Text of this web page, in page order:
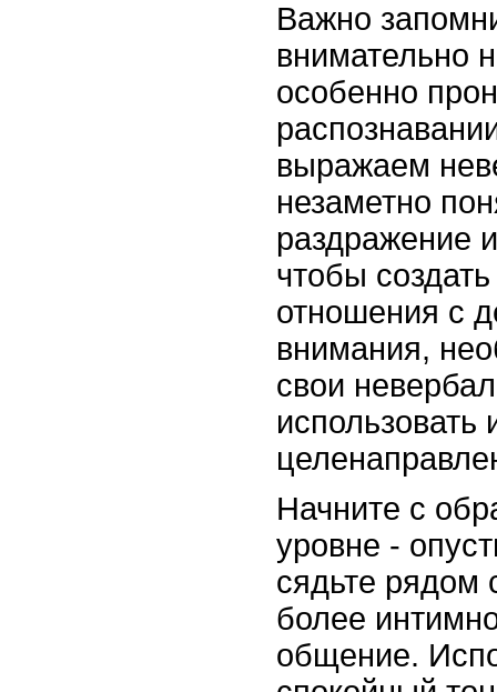
Важно
внимательно
особенно
выражаем
незаметно
раздражение
чтобы
отношения с
внимания,
свои
использовать
Начните с
уровне -
сядьте рядом
более
общение.